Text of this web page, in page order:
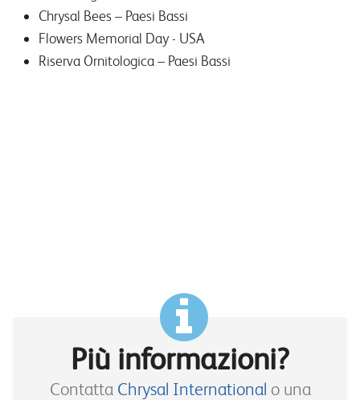
Chrysal Bees – Paesi Bassi
Flowers Memorial Day - USA
Riserva Ornitologica – Paesi Bassi
Più informazioni?
Contatta Chrysal International o una